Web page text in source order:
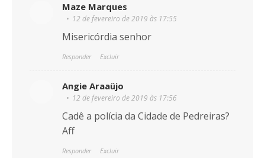
Maze Marques
12 de fevereiro de 2019 às 17:55
Misericórdia senhor
Responder Excluir
Angie Araaüjo
12 de fevereiro de 2019 às 17:56
Cadê a polícia da Cidade de Pedreiras?
Aff
Responder Excluir